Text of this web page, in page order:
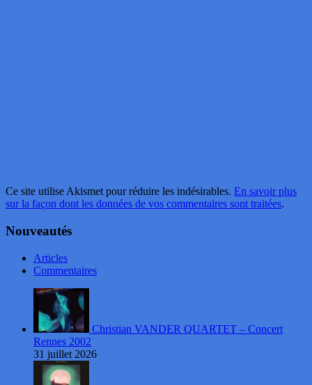
Ce site utilise Akismet pour réduire les indésirables. En savoir plus
sur la façon dont les données de vos commentaires sont traitées.
Nouveautés
Articles
Commentaires
Christian VANDER QUARTET – Concert
Rennes 2002
31 juillet 2026